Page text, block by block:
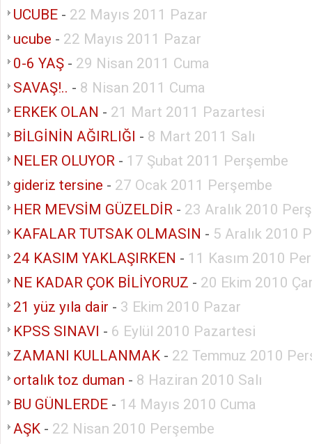
UCUBE - 22 Mayıs 2011 Pazar
ucube - 22 Mayıs 2011 Pazar
0-6 YAŞ - 29 Nisan 2011 Cuma
SAVAŞ!.. - 8 Nisan 2011 Cuma
ERKEK OLAN - 21 Mart 2011 Pazartesi
BİLGİNİN AĞIRLIĞI - 8 Mart 2011 Salı
NELER OLUYOR - 17 Şubat 2011 Perşembe
gideriz tersine - 27 Ocak 2011 Perşembe
HER MEVSİM GÜZELDİR - 23 Aralık 2010
KAFALAR TUTSAK OLMASIN - 5 Aralık 2010
24 KASIM YAKLAŞIRKEN - 11 Kasım 2010
NE KADAR ÇOK BİLİYORUZ - 20 Ekim 2010
21 yüz yıla dair - 3 Ekim 2010 Pazar
KPSS SINAVI - 6 Eylül 2010 Pazartesi
ZAMANI KULLANMAK - 22 Temmuz 2010
ortalık toz duman - 8 Haziran 2010 Salı
BU GÜNLERDE - 14 Mayıs 2010 Cuma
AŞK - 22 Nisan 2010 Perşembe